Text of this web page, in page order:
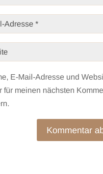
E-Mail-Adresse und
für meinen nächsten
Kommentar